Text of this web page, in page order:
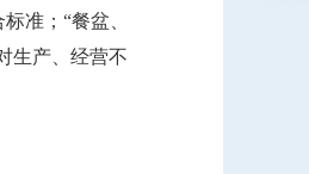
准；“餐盆、
生产、经营不